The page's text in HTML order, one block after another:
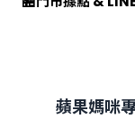
蘋果媽咪